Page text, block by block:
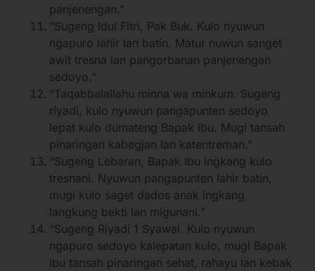
panjenengan.”
“Sugeng Idul Fitri, Pak Buk. Kulo nyuwun
ngapuro lahir lan batin. Matur nuwun sanget
awit tresna lan pangorbanan panjenengan
sedoyo.”
“Taqabbalallahu minna wa minkum. Sugeng
riyadi, kulo nyuwun pangapunten sedoyo
lepat kulo dumateng Bapak Ibu. Mugi tansah
pinaringan kabegjan lan katentreman.”
“Sugeng Lebaran, Bapak Ibu ingkang kulo
tresnani. Nyuwun pangapunten lahir batin,
mugi kulo saget dados anak ingkang
langkung bekti lan migunani.”
“Sugeng Riyadi 1 Syawal. Kulo nyuwun
ngapuro sedoyo kalepatan kulo, mugi Bapak
Ibu tansah pinaringan sehat, rahayu lan kebak